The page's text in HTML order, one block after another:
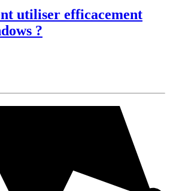
utiliser efficacement
?